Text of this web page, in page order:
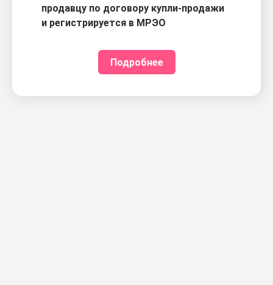
продавцу по договору купли-продажи
и регистрируется в МРЭО
Подробнее